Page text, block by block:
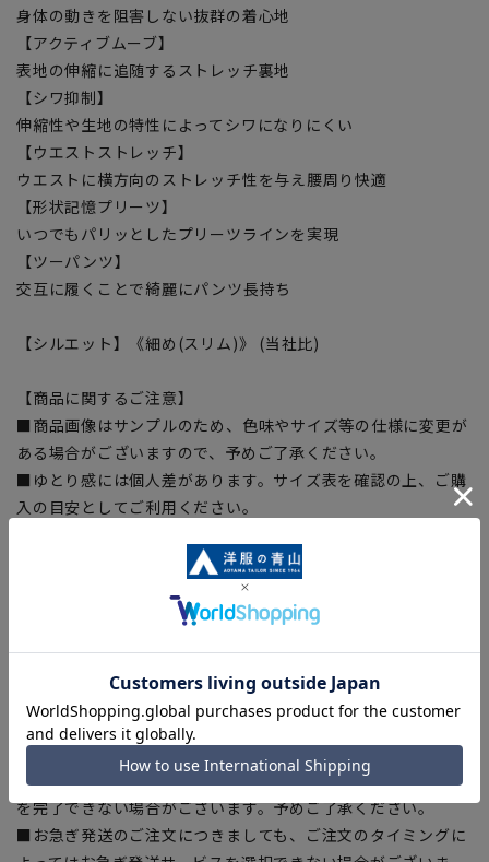
身体の動きを阻害しない抜群の着心地
【アクティブムーブ】
表地の伸縮に追随するストレッチ裏地
【シワ抑制】
伸縮性や生地の特性によってシワになりにくい
【ウエストストレッチ】
ウエストに横方向のストレッチ性を与え腰周り快適
【形状記憶プリーツ】
いつでもパリッとしたプリーツラインを実現
【ツーパンツ】
交互に履くことで綺麗にパンツ長持ち
【シルエット】《細め(スリム)》 (当社比)
【商品に関するご注意】
■商品画像はサンプルのため、色味やサイズ等の仕様に変更が
ある場合がございますので、予めご了承ください。
■ゆとり感には個人差があります。サイズ表を確認の上、ご購
入の目安としてご利用ください。
干の誤差が生じる場合がございます。予めご了承ください。
■サイズスペックは仕上がりサイズを記載しております。一
部、商品現物におすすめサイズ(ヌードサイズ)を記載している
加減により、実際の商品と掲載画像の色味が異なる場合がござ
います。
■店舗や各モールサイトと商品在庫を共有しております関係
上、ご注文いただいたタイミングにより欠品が発生し、ご注文
を完了できない場合がございます。予めご了承ください。
■お急ぎ発送のご注文につきましても、ご注文のタイミングに